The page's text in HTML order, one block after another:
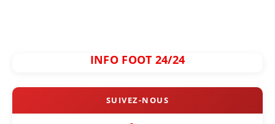
INFO FOOT 24/24